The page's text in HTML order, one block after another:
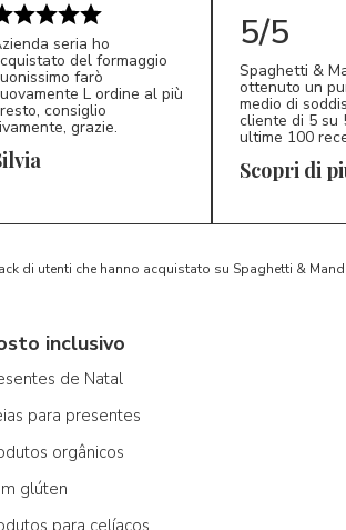
seria ho
del formaggio
farò
L ordine al più
consiglio
grazie.
5/5
Spaghetti &
ottenuto un
medio di
cliente di 5 su
ultime 100
Scopri di
di utenti che hanno acquistato su Spaghetti &
inclusivo
de Natal
para presentes
orgânicos
glúten
para celíacos